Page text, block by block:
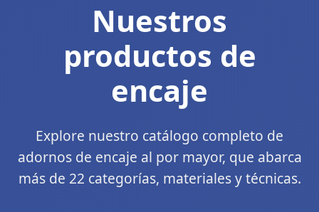
Nuestros
productos de
encaje
Explore nuestro catálogo completo de
adornos de encaje al por mayor, que abarca
más de 22 categorías, materiales y técnicas.